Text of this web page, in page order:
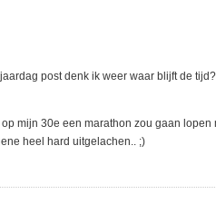
post denk ik weer waar blijft de
mijn 30e een marathon zou gaan
heel hard uitgelachen.. ;)